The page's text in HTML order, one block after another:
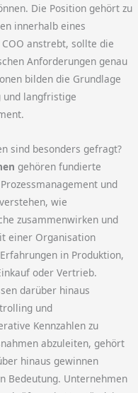
Die Position gehört zu
innerhalb eines
anstrebt, sollte die
Anforderungen genau
bilden die Grundlage
langfristige
sind besonders gefragt?
gehören fundierte
und
wie
zusammenwirken und
einer Organisation
in Produktion,
oder Vertrieb.
darüber hinaus
und
Kennzahlen zu
abzuleiten, gehört
hinaus gewinnen
Bedeutung. Unternehmen